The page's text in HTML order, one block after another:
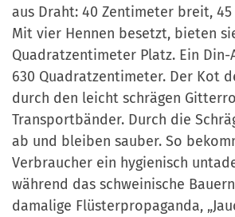
aus Draht: 40 Zentimeter breit,
Mit vier Hennen besetzt, bieten
Quadratzentimeter Platz. Ein
630 Quadratzentimeter. Der Kot
durch den leicht schrägen
Transportbänder. Durch die
ab und bleiben sauber. So
Verbraucher ein hygienisch
während das schweinische
damalige Flüsterpropaganda,